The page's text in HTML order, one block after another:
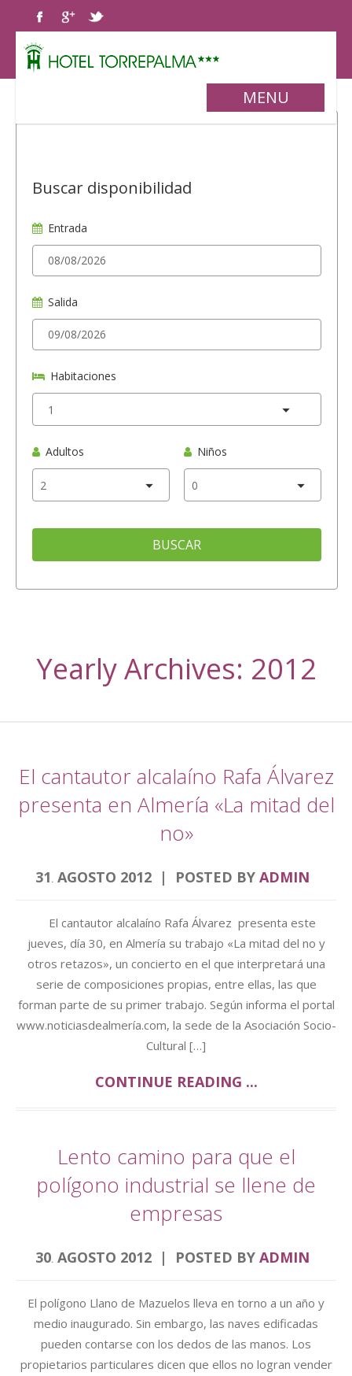
MENU
Buscar disponibilidad
Entrada
Salida
Habitaciones
Adultos Niños
BUSCAR
Yearly Archives: 2012
El cantautor alcalaíno Rafa Álvarez
presenta en Almería «La mitad del
no»
31 . AGOSTO 2012 POSTED BY ADMIN
El cantautor alcalaíno Rafa Álvarez presenta este
jueves, día 30, en Almería su trabajo «La mitad del no y
otros retazos», un concierto en el que interpretará una
serie de composiciones propias, entre ellas, las que
forman parte de su primer trabajo. Según informa el portal
www.noticiasdealmería.com, la sede de la Asociación Socio-
Cultural […]
CONTINUE READING ...
Lento camino para que el
polígono industrial se llene de
empresas
30. AGOSTO 2012 POSTED BY ADMIN
El polígono Llano de Mazuelos lleva en torno a un año y
medio inaugurado. Sin embargo, las naves edificadas
pueden contarse con los dedos de las manos. Los
propietarios particulares dicen que ellos no logran vender